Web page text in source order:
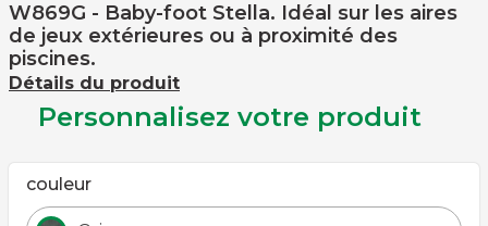
W869G - Baby-foot Stella. Idéal sur les aires
de jeux extérieures ou à proximité des
piscines.
Détails du produit
Personnalisez votre produit
couleur